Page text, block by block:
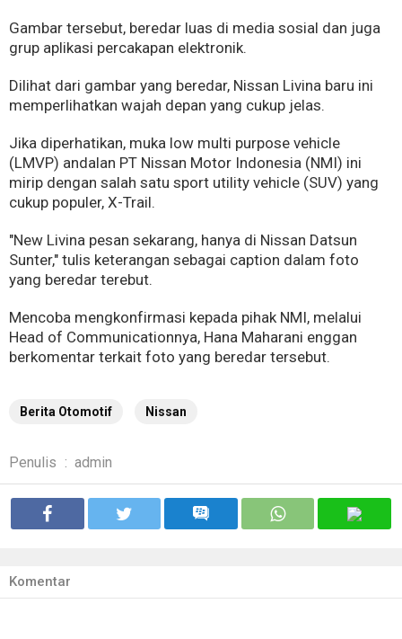
Gambar tersebut, beredar luas di media sosial dan juga
grup aplikasi percakapan elektronik.
Dilihat dari gambar yang beredar, Nissan Livina baru ini
memperlihatkan wajah depan yang cukup jelas.
Jika diperhatikan, muka low multi purpose vehicle
(LMVP) andalan PT Nissan Motor Indonesia (NMI) ini
mirip dengan salah satu sport utility vehicle (SUV) yang
cukup populer, X-Trail.
"New Livina pesan sekarang, hanya di Nissan Datsun
Sunter," tulis keterangan sebagai caption dalam foto
yang beredar terebut.
Mencoba mengkonfirmasi kepada pihak NMI, melalui
Head of Communicationnya, Hana Maharani enggan
berkomentar terkait foto yang beredar tersebut.
Berita Otomotif Nissan
Penulis : admin
Komentar